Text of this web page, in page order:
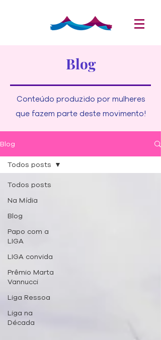
Blog
Conteúdo produzido por mulheres
que fazem parte deste movimento!
Blog
Todos posts
Na Mídia
Blog
Papo com a
LIGA
LIGA convida
Prêmio Marta
Vannucci
Liga Ressoa
Liga na
Década
Todos posts